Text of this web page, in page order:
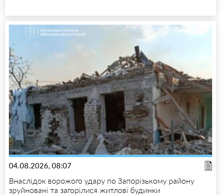
04.08.2026, 08:07
Внаслідок ворожого удару по Запорізькому району
зруйновані та загорілися житлові будинки